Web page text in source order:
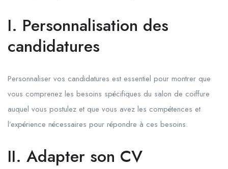
I. Personnalisation des
candidatures
Personnaliser vos candidatures est essentiel pour montrer que
vous comprenez les besoins spécifiques du salon de coiffure
auquel vous postulez et que vous avez les compétences et
l’expérience nécessaires pour répondre à ces besoins.
II. Adapter son CV